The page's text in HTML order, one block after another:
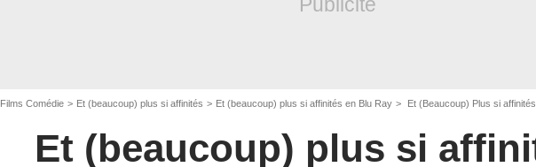
Films Comédie Et (beaucoup) plus si affinités Et (beaucoup) plus si affinités en Blu Ray Et (Beaucoup) Plus si affinités
Et (beaucoup) plus si